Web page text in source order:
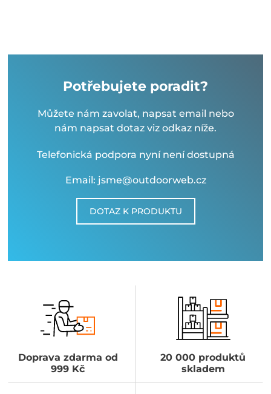
Potřebujete poradit?
Můžete nám zavolat, napsat email nebo
nám napsat dotaz viz odkaz níže.
Telefonická podpora nyní není dostupná
Email: jsme@outdoorweb.cz
DOTAZ K PRODUKTU
Doprava zdarma od
999 Kč
20 000 produktů
skladem